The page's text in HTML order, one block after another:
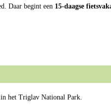
Daar begint een 15-daagse
het Triglav National Park.